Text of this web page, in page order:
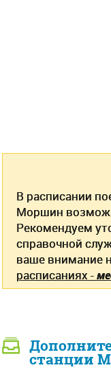
В расписании
Моршин
Рекомендуем
справочной
ваше внимание
расписаниях -
станции